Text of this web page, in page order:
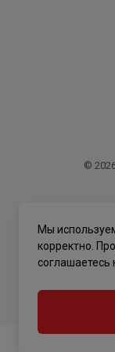
©
Мы
корректно.
соглашаетесь